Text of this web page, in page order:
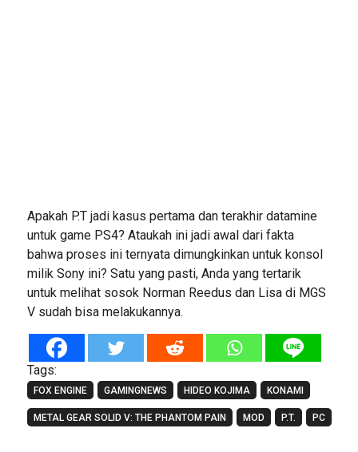
Apakah P.T jadi kasus pertama dan terakhir datamine
untuk game PS4? Ataukah ini jadi awal dari fakta
bahwa proses ini ternyata dimungkinkan untuk konsol
milik Sony ini? Satu yang pasti, Anda yang tertarik
untuk melihat sosok Norman Reedus dan Lisa di MGS
V sudah bisa melakukannya.
Tags:
FOX ENGINE GAMINGNEWS HIDEO KOJIMA KONAMI
METAL GEAR SOLID V: THE PHANTOM PAIN MOD P.T. PC